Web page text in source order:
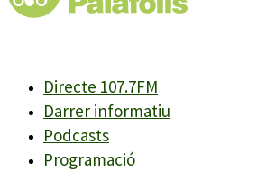
Directe 107.7FM
Darrer informatiu
Podcasts
Programació